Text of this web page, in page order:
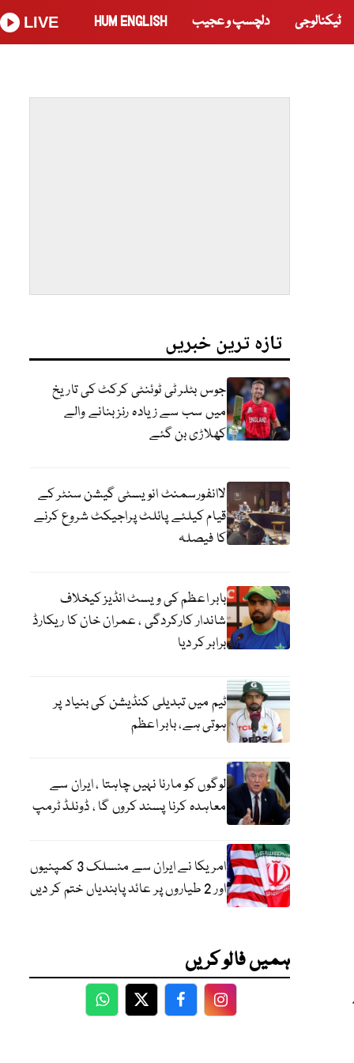
ٹیکنالوجی دلچسپ و عجیب HUM ENGLISH
LIVE
تازہ ترین خبریں
جوس بٹلر ٹی ٹوئنٹی کرکٹ کی تاریخ
میں سب سے زیادہ رنز بنانے والے
کھلاڑی بن گئے
لاانفورسمنٹ انویسٹی گیشن سنٹر کے
قیام کیلئے پائلٹ پراجیکٹ شروع کرنے
کا فیصلہ
بابر اعظم کی ویسٹ انڈیز کیخلاف
شاندار کارکردگی ، عمران خان کا ریکارڈ
برابر کر دیا
ٹیم میں تبدیلی کنڈیشن کی بنیاد پر
ہوتی ہے، بابر اعظم
لوگوں کو مارنا نہیں چاہتا ، ایران سے
معاہدہ کرنا پسند کروں گا ، ڈونلڈ ٹرمپ
امریکا نے ایران سے منسلک 3 کمپنیوں
اور 2 طیاروں پر عائد پابندیاں ختم کر دیں
ہمیں فالو کریں
WhatsApp
TwitterFacebookFacebook